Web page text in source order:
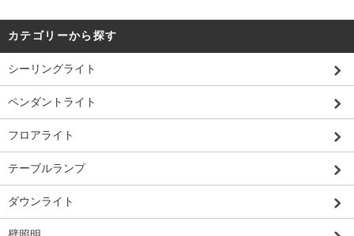
カテゴリーから探す
シーリングライト
ペンダントライト
フロアライト
テーブルランプ
ダウンライト